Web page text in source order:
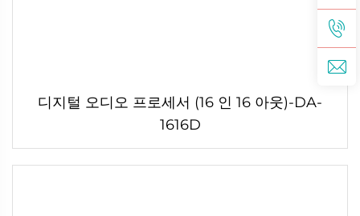
디지털 오디오 프로세서 (16 인 16 아웃)-DA-
1616D